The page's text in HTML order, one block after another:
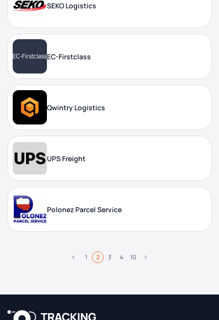
SEKO Logistics
EC-Firstclass
Qwintry Logistics
UPS Freight
Polonez Parcel Service
1 2 3 4 10